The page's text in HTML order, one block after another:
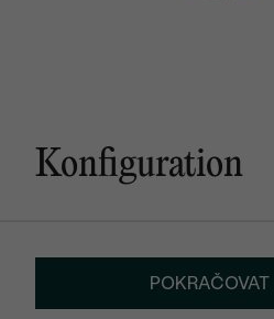
Konfiguration
POKRAČOVAT